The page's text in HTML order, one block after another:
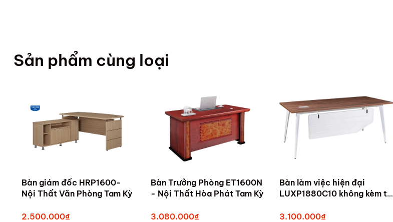
Sản phẩm cùng loại
Bàn giám đốc HRP1600-
Nội Thất Văn Phòng Tam Kỳ
2.500.000₫
Bàn Trưởng Phòng ET1600N
- Nội Thất Hòa Phát Tam Kỳ
3.080.000₫
Bàn làm việc hiện đại
LUXP1880C10 không kèm tủ
đại The One
3.100.000₫